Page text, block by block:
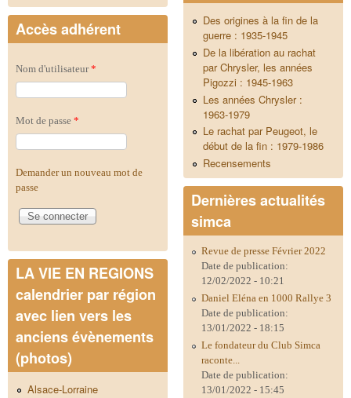
Accès adhérent
Nom d'utilisateur*
Mot de passe *
Demander un nouveau mot de
passe
LA VIE EN REGIONS
calendrier par région
avec lien vers les
anciens évènements
(photos)
Alsace-Lorraine
Des origines à la fin de la
guerre : 1935-1945
De la libération au rachat
par Chrysler, les années
Pigozzi : 1945-1963
Les années Chrysler :
1963-1979
Le rachat par Peugeot, le
début de la fin : 1979-1986
Recensements
Dernières actualités
simca
Revue de presse Février 2022
Date de publication:
12/02/2022 - 10:21
Daniel Eléna en 1000 Rallye 3
Date de publication:
13/01/2022 - 18:15
Le fondateur du Club Simca
raconte...
Date de publication:
13/01/2022 - 15:45